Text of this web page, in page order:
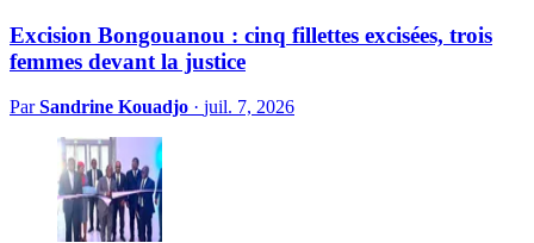
Excision Bongouanou : cinq fillettes excisées, trois
femmes devant la justice
ParSandrine Kouadjo · juil. 7, 2026